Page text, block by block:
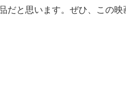
と思います。ぜひ、この